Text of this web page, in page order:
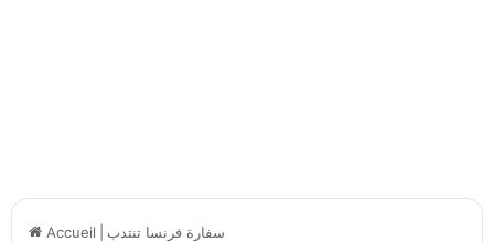
Accueil سفارة فرنسا تنتدب